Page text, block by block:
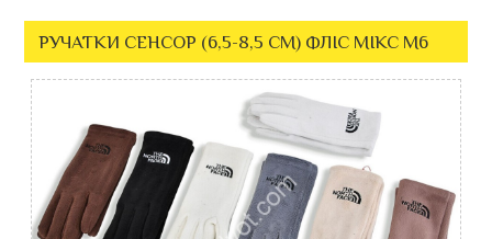
РУЧАТКИ СЕНСОР (6,5-8,5 СМ) ФЛІС МІКС M6